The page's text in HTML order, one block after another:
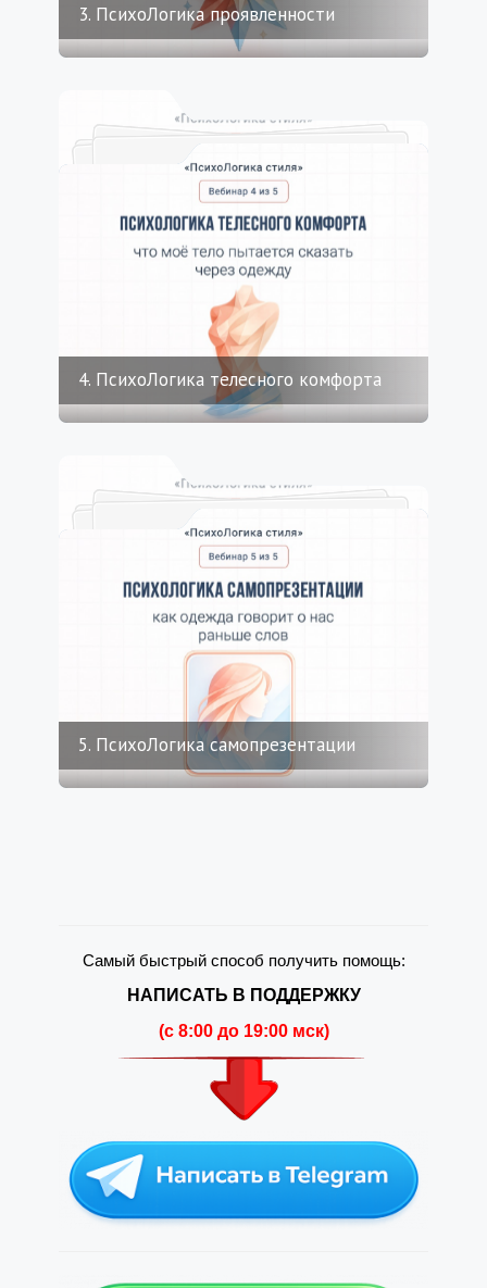
3. ПсихоЛогика проявленности
4. ПсихоЛогика телесного комфорта
5. ПсихоЛогика самопрезентации
Самый быстрый способ получить помощь:
НАПИСАТЬ В ПОДДЕРЖКУ
(c 8:00 до 19:00 мск)